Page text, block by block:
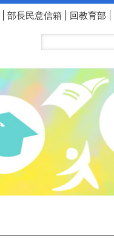
部長民意信箱 回教育部